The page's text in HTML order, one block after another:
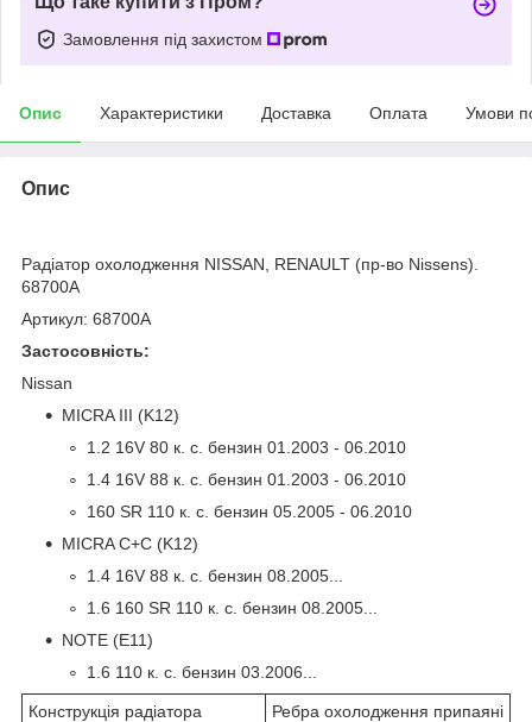
Замовлення під захистом
Опис Характеристики Доставка Оплата Умови
Опис
Радіатор охолодження NISSAN, RENAULT (пр-во Nissens).
68700A
Артикул: 68700A
Застосовність:
Nissan
MICRA III (K12)
1.2 16V 80 к. с. бензин 01.2003 - 06.2010
1.4 16V 88 к. с. бензин 01.2003 - 06.2010
160 SR 110 к. с. бензин 05.2005 - 06.2010
MICRA C+C (K12)
1.4 16V 88 к. с. бензин 08.2005...
1.6 160 SR 110 к. с. бензин 08.2005...
NOTE (E11)
1.6 110 к. с. бензин 03.2006...
Конструкція радіатора
Ребра охолодження припаяні